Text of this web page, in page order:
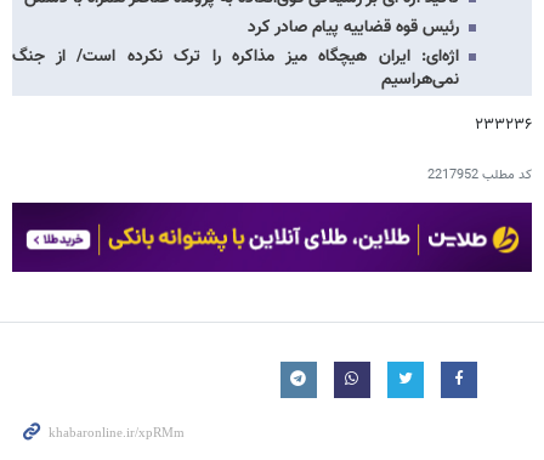
رئیس قوه قضاییه پیام صادر کرد
اژه‌ای: ایران هیچگاه میز مذاکره را ترک نکرده است/ از جنگ
نمی‌هراسیم
۲۳۳۲۳۶
کد مطلب2217952